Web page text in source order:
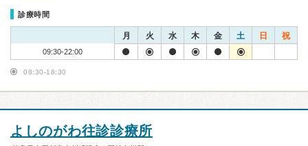
診療時間
月 火 水 木 金 土 日 祝
09:30-22:00
08:30-18:30
よしのがわ往診診療所